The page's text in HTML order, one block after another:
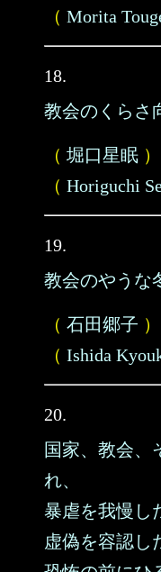
（ Morita
18.
教会のくらさ
（ 堀口星眠 ）
（ Horiguchi
19.
教会のやうな
（ 石田郷子 ）
（ Ishida
20.
国家、教会、
れ、
暴虐を我慢し
虚偽を容認し